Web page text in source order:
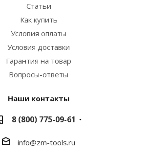
Статьи
Как купить
Условия оплаты
Условия доставки
Гарантия на товар
Вопросы-ответы
Наши контакты
8 (800) 775-09-61
info@zm-tools.ru